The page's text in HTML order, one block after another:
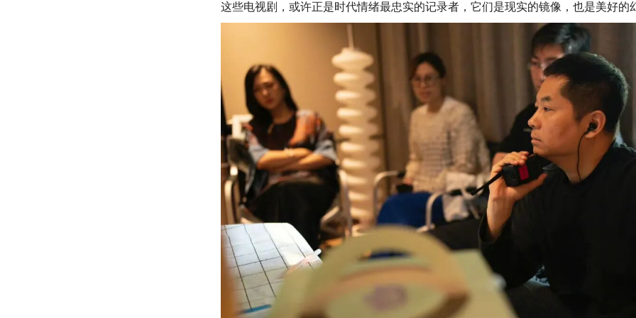
这些电视剧，或许正是时代情绪最忠实的记录者，它们是现实的镜像，也是美好的